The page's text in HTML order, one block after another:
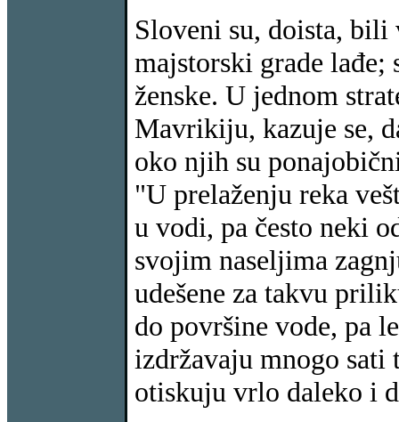
Sloveni su, doista,
majstorski grade
ženske. U jednom
Mavrikiju, kazuje se,
oko njih su
"U prelaženju reka
u vodi, pa često neki
svojim naseljima
udešene za takvu
do površine vode, pa
izdržavaju mnogo sati
otiskuju vrlo daleko i